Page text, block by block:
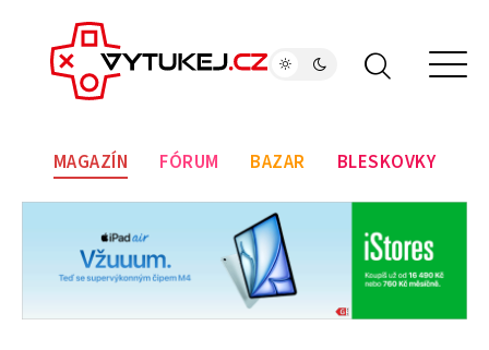
MAGAZÍN FÓRUM BAZAR BLESKOVKY